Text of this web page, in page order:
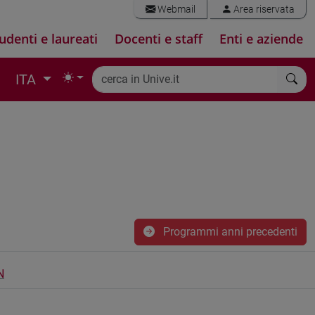
Webmail Area riservata
e laureati Docenti e staff Enti e aziende
ITA
Programmi anni precedenti